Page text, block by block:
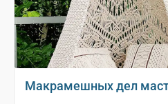
Макрамешных дел